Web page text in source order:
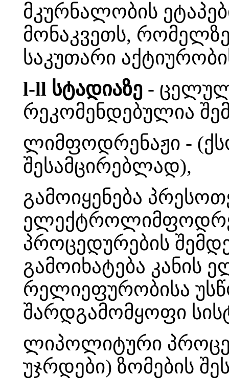
მკურნალობის
მონაკვეთს,
საკუთარი
l-ll სტადიაზე -
რეკომენდებულია
ლიმფოდრენაჟი -
შესამცირებლად),
გამოიყენება
პროცედურების
გამოიხატება კანის
რელიეფურობისა
შარდგამომყოფი
ლიპოლიტური
უჯრდები) ზომების